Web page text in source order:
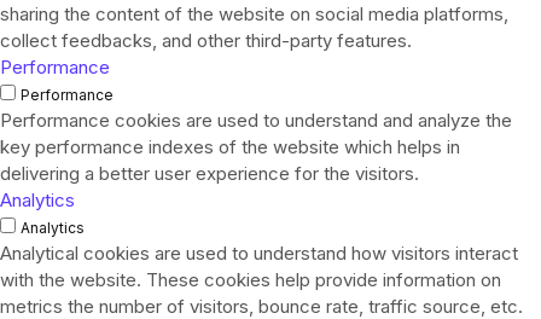
sharing the content of the website on social media platforms,
collect feedbacks, and other third-party features.
Performance
Performance
Performance cookies are used to understand and analyze the
key performance indexes of the website which helps in
delivering a better user experience for the visitors.
Analytics
Analytics
Analytical cookies are used to understand how visitors interact
with the website. These cookies help provide information on
metrics the number of visitors, bounce rate, traffic source, etc.